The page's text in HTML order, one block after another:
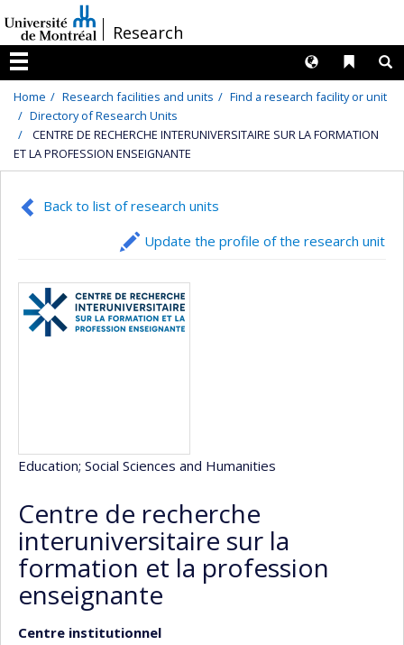
au
contenu
/Research
Menu
Liens
Langues
Home Research facilities and units
Find a research facility or unit
Directory of Research Units
CENTRE DE RECHERCHE INTERUNIVERSITAIRE SUR LA FORMATION
ET LA PROFESSION ENSEIGNANTE
Back to list of research units
Update the profile of the research unit
Education; Social Sciences and Humanities
Centre de recherche
interuniversitaire sur la
formation et la profession
enseignante
Centre institutionnel